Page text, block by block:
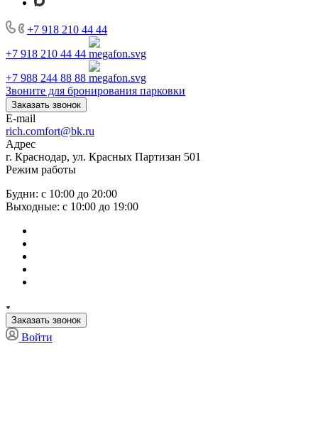
+7 918 210 44 44
+7 918 210 44 44
+7 988 244 88 88
Звоните для бронирования парковки
Заказать звонок
E-mail
rich.comfort@bk.ru
Адрес
г. Краснодар, ул. Красных Партизан 501
Режим работы
Будни: с 10:00 до 20:00
Выходные: с 10:00 до 19:00
Заказать звонок
Войти